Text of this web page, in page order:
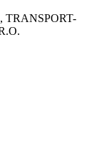
TRANSPORT-